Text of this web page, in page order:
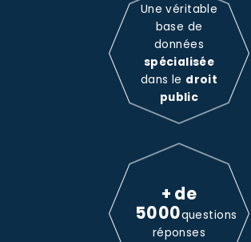
Une véritable
base de
données
spécialisée
dans le droit
public
+ de
5000questions
réponses